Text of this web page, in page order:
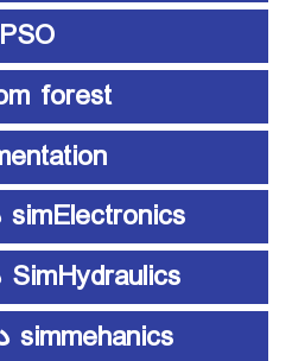
PSO
forest
simElectronics در Simulink
SimHydraulics در simulink
simmehanics در simulink